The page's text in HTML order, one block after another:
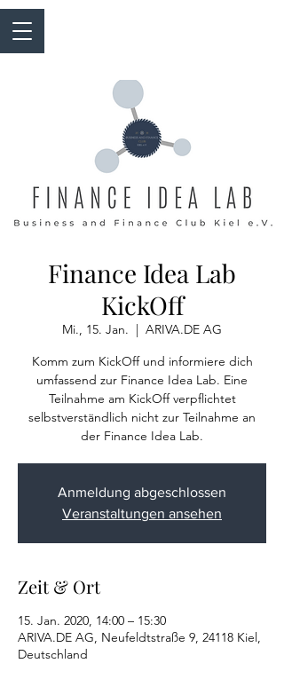
Finance Idea Lab
KickOff
Mi., 15. Jan.
  |
ARIVA.DE AG
Komm zum KickOff und informiere dich
umfassend zur Finance Idea Lab. Eine
Teilnahme am KickOff verpflichtet
selbstverständlich nicht zur Teilnahme an
der Finance Idea Lab.
Anmeldung abgeschlossen
Veranstaltungen ansehen
Zeit & Ort
15. Jan. 2020, 14:00 – 15:30
ARIVA.DE AG, Neufeldtstraße 9, 24118 Kiel,
Deutschland